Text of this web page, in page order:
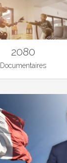
2080
Documentaires